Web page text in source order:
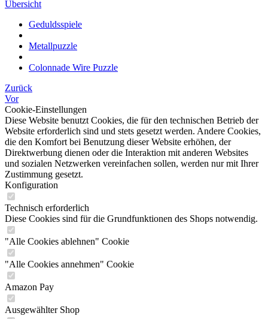
Übersicht
Geduldsspiele
Metallpuzzle
Colonnade Wire Puzzle
Zurück
Vor
Cookie-Einstellungen
Diese Website benutzt Cookies, die für den technischen Betrieb der
Website erforderlich sind und stets gesetzt werden. Andere Cookies,
die den Komfort bei Benutzung dieser Website erhöhen, der
Direktwerbung dienen oder die Interaktion mit anderen Websites
und sozialen Netzwerken vereinfachen sollen, werden nur mit Ihrer
Zustimmung gesetzt.
Konfiguration
Technisch erforderlich
Diese Cookies sind für die Grundfunktionen des Shops notwendig.
"Alle Cookies ablehnen" Cookie
"Alle Cookies annehmen" Cookie
Amazon Pay
Ausgewählter Shop